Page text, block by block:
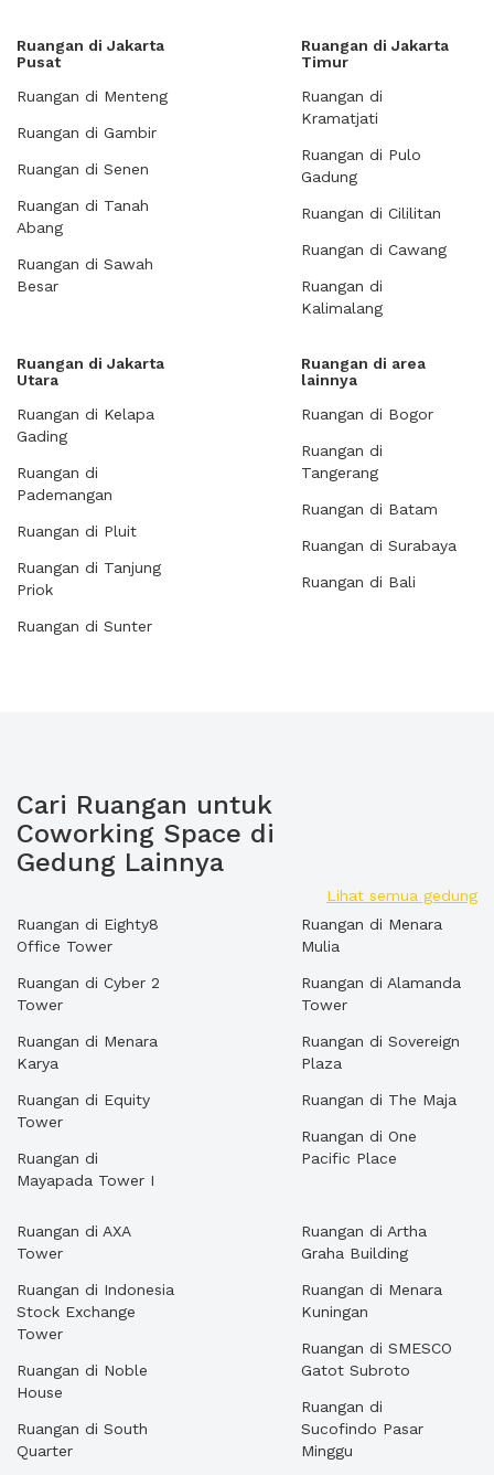
Ruangan di Jakarta
Pusat
Ruangan di Menteng
Ruangan di Gambir
Ruangan di Senen
Ruangan di Tanah
Abang
Ruangan di Sawah
Besar
Ruangan di Jakarta
Timur
Ruangan di
Kramatjati
Ruangan di Pulo
Gadung
Ruangan di Cililitan
Ruangan di Cawang
Ruangan di
Kalimalang
Ruangan di Jakarta
Utara
Ruangan di Kelapa
Gading
Ruangan di
Pademangan
Ruangan di Pluit
Ruangan di Tanjung
Priok
Ruangan di Sunter
Ruangan di area
lainnya
Ruangan di Bogor
Ruangan di
Tangerang
Ruangan di Batam
Ruangan di Surabaya
Ruangan di Bali
Cari Ruangan untuk
Coworking Space di
Gedung Lainnya
Lihat semua gedung
Ruangan di Eighty8
Office Tower
Ruangan di Cyber 2
Tower
Ruangan di Menara
Karya
Ruangan di Equity
Tower
Ruangan di
Mayapada Tower I
Ruangan di Menara
Mulia
Ruangan di Alamanda
Tower
Ruangan di Sovereign
Plaza
Ruangan di The Maja
Ruangan di One
Pacific Place
Ruangan di AXA
Tower
Ruangan di Indonesia
Stock Exchange
Tower
Ruangan di Noble
House
Ruangan di South
Quarter
Ruangan di Artha
Graha Building
Ruangan di Menara
Kuningan
Ruangan di SMESCO
Gatot Subroto
Ruangan di
Sucofindo Pasar
Minggu